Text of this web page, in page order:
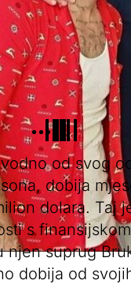
od svog
dobija
dolara. Taj
s finansijskom
njen suprug
dobija od